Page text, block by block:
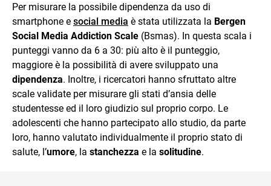
Per misurare la possibile dipendenza da uso di
smartphone e social media è stata utilizzata la Bergen
Social Media Addiction Scale (Bsmas). In questa scala i
punteggi vanno da 6 a 30: più alto è il punteggio,
maggiore è la possibilità di avere sviluppato una
dipendenza. Inoltre, i ricercatori hanno sfruttato altre
scale validate per misurare gli stati d’ansia delle
studentesse ed il loro giudizio sul proprio corpo. Le
adolescenti che hanno partecipato allo studio, da parte
loro, hanno valutato individualmente il proprio stato di
salute, l’umore, la stanchezza e la solitudine.